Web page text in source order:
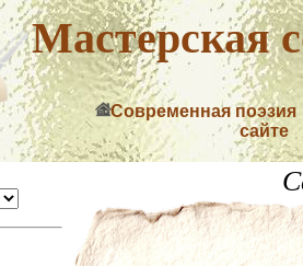
Мастерская
Современная поэзия
сайте